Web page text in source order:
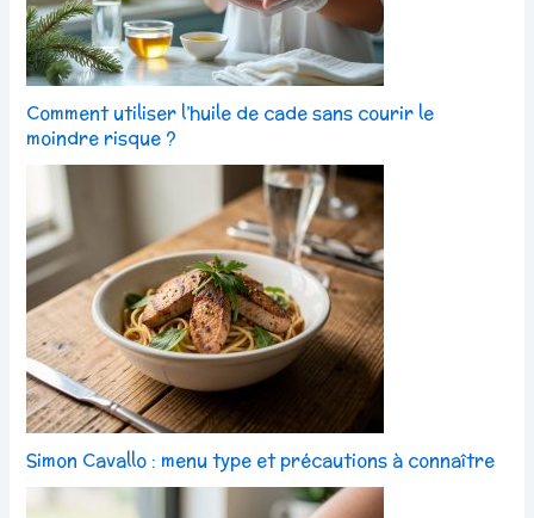
Comment utiliser l’huile de cade sans courir le
moindre risque ?
Simon Cavallo : menu type et précautions à connaître